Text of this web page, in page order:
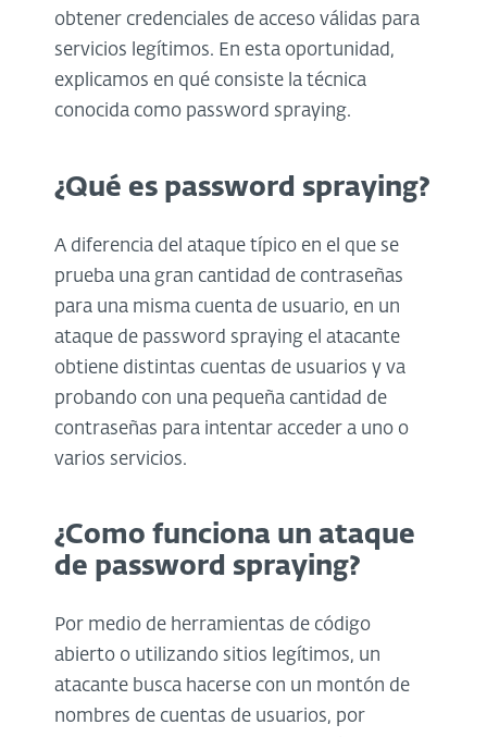
obtener credenciales de acceso válidas para
servicios legítimos. En esta oportunidad,
explicamos en qué consiste la técnica
conocida como password spraying.
¿Qué es password spraying?
A diferencia del ataque típico en el que se
prueba una gran cantidad de contraseñas
para una misma cuenta de usuario, en un
ataque de password spraying el atacante
obtiene distintas cuentas de usuarios y va
probando con una pequeña cantidad de
contraseñas para intentar acceder a uno o
varios servicios.
¿Como funciona un ataque
de password spraying?
Por medio de herramientas de código
abierto o utilizando sitios legítimos, un
atacante busca hacerse con un montón de
nombres de cuentas de usuarios, por